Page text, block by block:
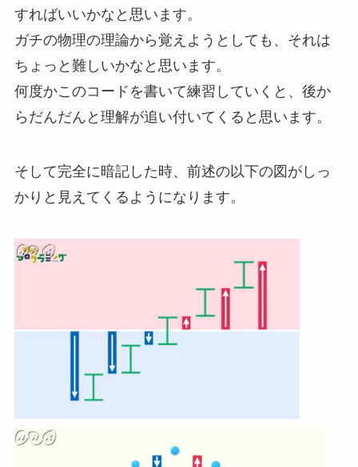
すればいいかなと思います。
ガチの物理の理論から覚えようとしても、それは
ちょっと難しいかなと思います。
何度かこのコードを書いて練習していくと、後か
らだんだんと理解が追い付いてくると思います。
そして完全に暗記した時、前述の以下の図がしっ
かりと見えてくるようになります。